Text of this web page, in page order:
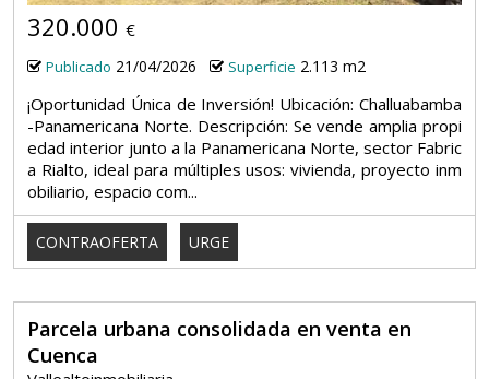
320.000 €
Publicado 21/04/2026 Superficie 2.113 m2
¡Oportunidad Única de Inversión! Ubicación: Challuabamba
-Panamericana Norte. Descripción: Se vende amplia propi
edad interior junto a la Panamericana Norte, sector Fabric
a Rialto, ideal para múltiples usos: vivienda, proyecto inm
obiliario, espacio com...
CONTRAOFERTA URGE
Parcela urbana consolidada en venta en
Cuenca